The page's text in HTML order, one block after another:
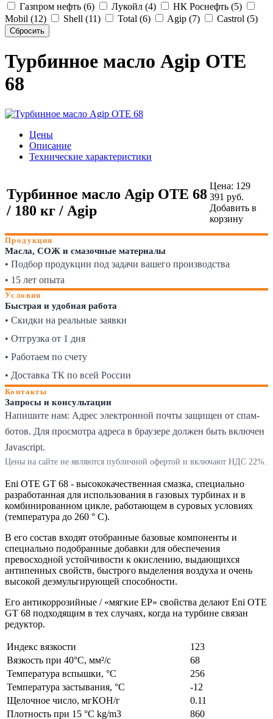
Газпром нефть (6)
Лукойл (4)
НК Роснефть (5)
Mobil (12)
Shell (11) Total (6) Agip (7) Castrol (5)
Турбинное масло Agip OTE
68
Цены
Описание
Технические характеристики
Турбинное масло Agip OTE 68
/ 180 кг / Agip
Цена: 129
391 руб.
Добавить в
корзину
Продукция
Масла, СОЖ и смазочные материалы
• Подбор продукции под задачи вашего производства
• 15 лет опыта
Условия
Быстрая и удобная работа
• Скидки на реальные заявки
• Отгрузка от 1 дня
• Работаем по счету
• Доставка ТК по всей России
Контакты
Запросы и консультации
Напишите нам: Адрес электронной почты защищен от спам-
ботов. Для просмотра адреса в браузере должен быть включен
Javascript.
Цены на сайте не являются публичной офертой и включают НДС 22%.
Eni OTE GT 68 - высококачественная смазка, специально
разработанная для использования в газовых турбинах и в
комбинированном цикле, работающем в суровых условиях
(температура до 260 ° C).
В его состав входят отобранные базовые компоненты и
специально подобранные добавки для обеспечения
превосходной устойчивости к окислению, выдающихся
антипенных свойств, быстрого выделения воздуха и очень
высокой деэмульгирующей способности.
Его антикоррозийные / «мягкие EP» свойства делают Eni OTE
GT 68 подходящим в тех случаях, когда на турбине связан
редуктор.
Индекс вязкости
123
Вязкость при 40°С, мм²/с
68
Температура вспышки, °C
256
Температура застывания, °C
-12
Щелочное число, мгКОН/г
0.11
Плотность при 15 °C kg/m3
860